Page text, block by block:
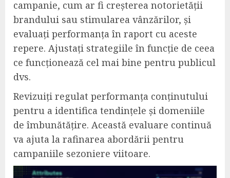
campanie, cum ar fi creșterea notorietății
brandului sau stimularea vânzărilor, și
evaluați performanța în raport cu aceste
repere. Ajustați strategiile în funcție de ceea
ce funcționează cel mai bine pentru publicul
dvs.
Revizuiți regulat performanța conținutului
pentru a identifica tendințele și domeniile
de îmbunătățire. Această evaluare continuă
va ajuta la rafinarea abordării pentru
campaniile sezoniere viitoare.